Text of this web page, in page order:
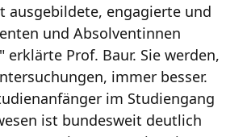
ausgebildete, engagierte und
und Absolventinnen
erklärte Prof. Baur. Sie werden,
immer besser.
im Studiengang
ist bundesweit deutlich